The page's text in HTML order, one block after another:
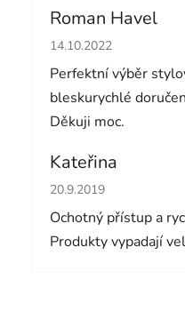
Roman Havel
Hodnocení obchodu
14.10.2022
Perfektní výběr
bleskurychlé
Děkuji moc.
Kateřina
Hodnocení obchodu
20.9.2019
Ochotný přístup a
Produkty vypadají